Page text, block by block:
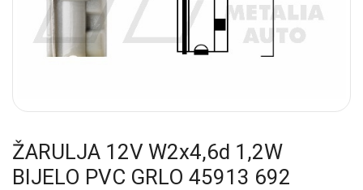
ŽARULJA 12V W2x4,6d 1,2W
BIJELO PVC GRLO 45913 692